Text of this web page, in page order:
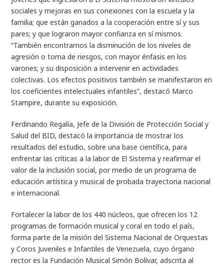
sociales y mejoras en sus conexiones con la escuela y la
familia; que están ganados a la cooperación entre sí y sus
pares; y que lograron mayor confianza en sí mismos.
“También encontramos la disminución de los niveles de
agresión o toma de riesgos, con mayor énfasis en los
varones; y su disposición a intervenir en actividades
colectivas. Los efectos positivos también se manifestaron en
los coeficientes intelectuales infantiles”, destacó Marco
Stampire, durante su exposición.
Ferdinando Regalía, Jefe de la División de Protección Social y
Salud del BID, destacó la importancia de mostrar los
resultados del estudio, sobre una base científica, para
enfrentar las críticas a la labor de El Sistema y reafirmar el
valor de la inclusión social, por medio de un programa de
educación artística y musical de probada trayectoria nacional
e internacional.
Fortalecer la labor de los 440 núcleos, que ofrecen los 12
programas de formación musical y coral en todo el país,
forma parte de la misión del Sistema Nacional de Orquestas
y Coros Juveniles e Infantiles de Venezuela, cuyo órgano
rector es la Fundación Musical Simón Bolívar, adscrita al